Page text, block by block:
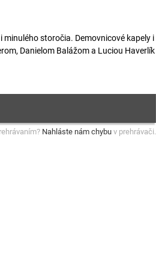
storočia. Demovnicové kapely i
Danielom Balážom a Luciou Haverlík
Nahláste nám chybu v prehrávači.